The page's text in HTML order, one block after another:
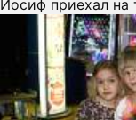
Иосиф приехал на